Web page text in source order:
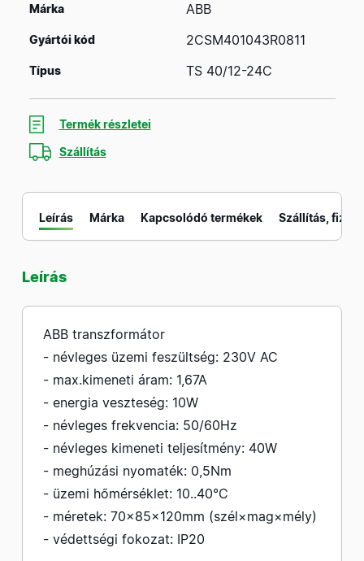
Márka ABB
Gyártói kód 2CSM401043R0811
Típus TS 40/12-24C
Termék részletei
Szállítás
Leírás Márka Kapcsolódó termékek Szállítás,
Leírás
ABB transzformátor
- névleges üzemi feszültség: 230V AC
- max.kimeneti áram: 1,67A
- energia veszteség: 10W
- névleges frekvencia: 50/60Hz
- névleges kimeneti teljesítmény: 40W
- meghúzási nyomaték: 0,5Nm
- üzemi hőmérséklet: 10..40°C
- méretek: 70×85×120mm (szél×mag×mély)
- védettségi fokozat: IP20